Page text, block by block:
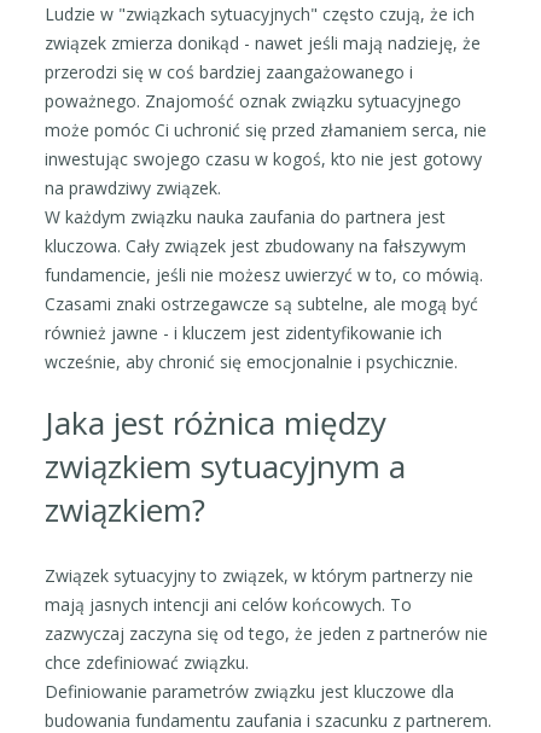
Ludzie w "związkach sytuacyjnych" często czują, że ich
związek zmierza donikąd - nawet jeśli mają nadzieję, że
przerodzi się w coś bardziej zaangażowanego i
poważnego. Znajomość oznak związku sytuacyjnego
może pomóc Ci uchronić się przed złamaniem serca, nie
inwestując swojego czasu w kogoś, kto nie jest gotowy
na prawdziwy związek.
W każdym związku nauka zaufania do partnera jest
kluczowa. Cały związek jest zbudowany na fałszywym
fundamencie, jeśli nie możesz uwierzyć w to, co mówią.
Czasami znaki ostrzegawcze są subtelne, ale mogą być
również jawne - i kluczem jest zidentyfikowanie ich
wcześnie, aby chronić się emocjonalnie i psychicznie.
Jaka jest różnica między
związkiem sytuacyjnym a
związkiem?
Związek sytuacyjny to związek, w którym partnerzy nie
mają jasnych intencji ani celów końcowych. To
zazwyczaj zaczyna się od tego, że jeden z partnerów nie
chce zdefiniować związku.
Definiowanie parametrów związku jest kluczowe dla
budowania fundamentu zaufania i szacunku z partnerem.